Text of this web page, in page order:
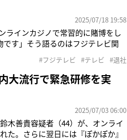
2025/07/18 19:58
ラインカジノで常習的に賭博をし
す」そう語るのはフジテレビ関
フプロデューサーを務めた。「鈴木
#フジテレビ #テレビ #退社
大流行で緊急研修を実
2025/07/03 06:00
木善貴容疑者（44）が、オンライ
た。さらに翌日には『ぽかぽか』